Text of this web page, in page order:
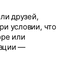
друзей,
условии, что
или
—